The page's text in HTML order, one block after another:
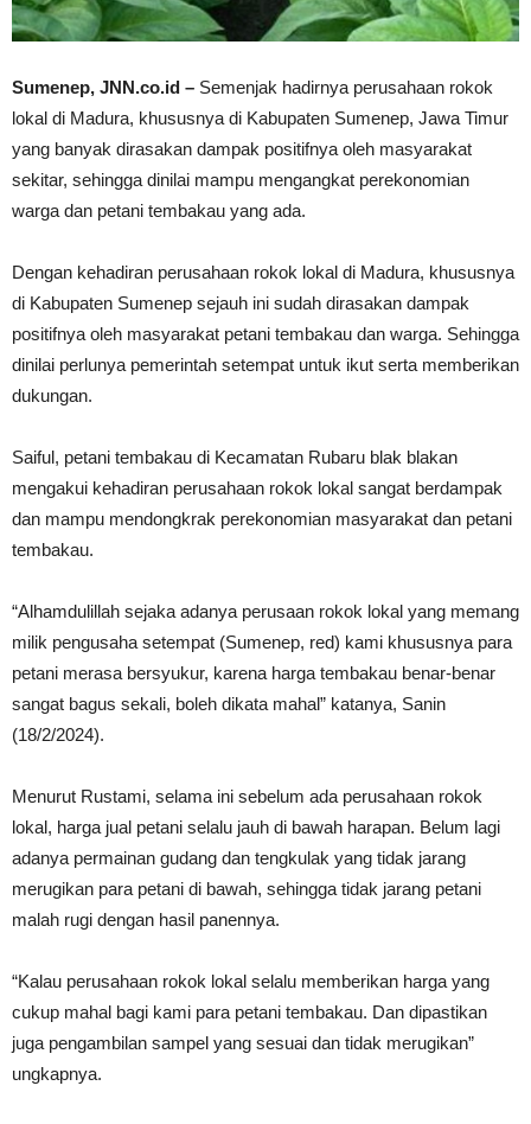
Sumenep, JNN.co.id – Semenjak hadirnya perusahaan rokok
lokal di Madura, khususnya di Kabupaten Sumenep, Jawa Timur
yang banyak dirasakan dampak positifnya oleh masyarakat
sekitar, sehingga dinilai mampu mengangkat perekonomian
warga dan petani tembakau yang ada.
Dengan kehadiran perusahaan rokok lokal di Madura, khususnya
di Kabupaten Sumenep sejauh ini sudah dirasakan dampak
positifnya oleh masyarakat petani tembakau dan warga. Sehingga
dinilai perlunya pemerintah setempat untuk ikut serta memberikan
dukungan.
Saiful, petani tembakau di Kecamatan Rubaru blak blakan
mengakui kehadiran perusahaan rokok lokal sangat berdampak
dan mampu mendongkrak perekonomian masyarakat dan petani
tembakau.
“Alhamdulillah sejaka adanya perusaan rokok lokal yang memang
milik pengusaha setempat (Sumenep, red) kami khususnya para
petani merasa bersyukur, karena harga tembakau benar-benar
sangat bagus sekali, boleh dikata mahal” katanya, Sanin
(18/2/2024).
Menurut Rustami, selama ini sebelum ada perusahaan rokok
lokal, harga jual petani selalu jauh di bawah harapan. Belum lagi
adanya permainan gudang dan tengkulak yang tidak jarang
merugikan para petani di bawah, sehingga tidak jarang petani
malah rugi dengan hasil panennya.
“Kalau perusahaan rokok lokal selalu memberikan harga yang
cukup mahal bagi kami para petani tembakau. Dan dipastikan
juga pengambilan sampel yang sesuai dan tidak merugikan”
ungkapnya.